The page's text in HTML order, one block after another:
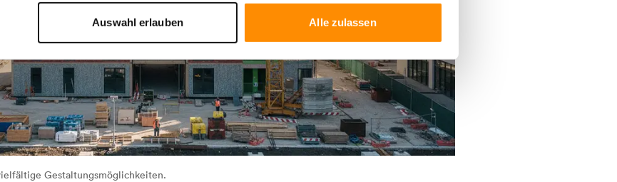
Auswahl erlauben Alle zulassen
Gestaltungsmöglichkeiten.